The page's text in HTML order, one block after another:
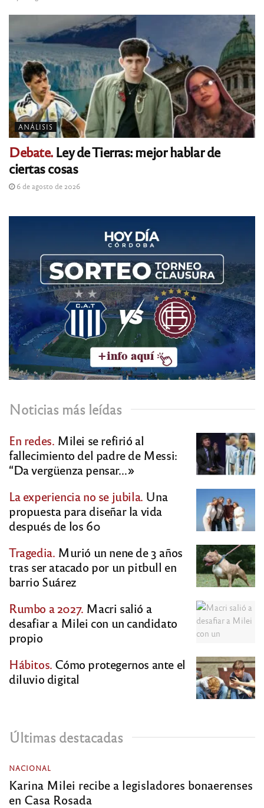
ANÁLISIS
Debate.Ley de Tierras: mejor hablar de
ciertas cosas
6 de agosto de 2026
Noticias más leídas
En redes. Milei se refirió al
fallecimiento del padre de Messi:
“Da vergüenza pensar…»
La experiencia no se jubila. Una
propuesta para diseñar la vida
después de los 60
Tragedia. Murió un nene de 3 años
tras ser atacado por un pitbull en
barrio Suárez
Rumbo a 2027. Macri salió a
desafiar a Milei con un candidato
propio
Hábitos. Cómo protegernos ante el
diluvio digital
Últimas destacadas
NACIONAL
Karina Milei recibe a legisladores bonaerenses
en Casa Rosada